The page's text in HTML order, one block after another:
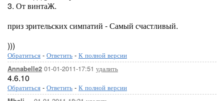
3. От винтаЖ.
приз зрительских симпатий - Самый счастливый.
)))
Обратиться - Ответить - К полной версии
Annabelle2 01-01-2011-17:51 удалить
4.6.10
Обратиться - Ответить - К полной версии